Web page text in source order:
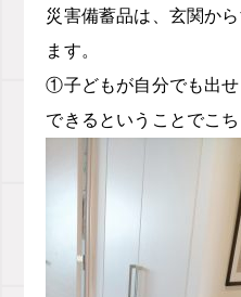
災害備蓄品は、玄関か
ます。
①子どもが自分でも出
できるということでこ